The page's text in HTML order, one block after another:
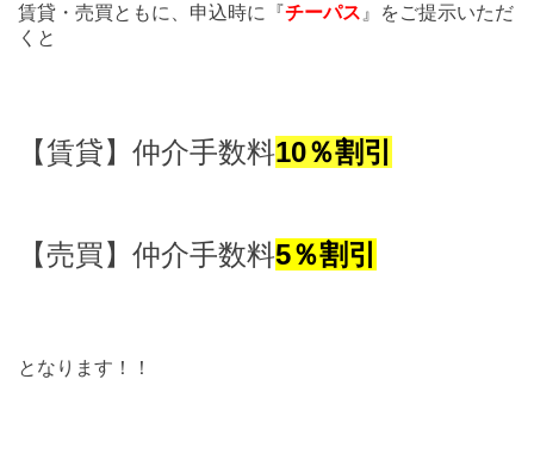
賃貸・売買ともに、申込時に『チーパス 』をご提示いただ
くと
【賃貸】仲介手数料10％割引
【売買】仲介手数料5％割引
となります！！